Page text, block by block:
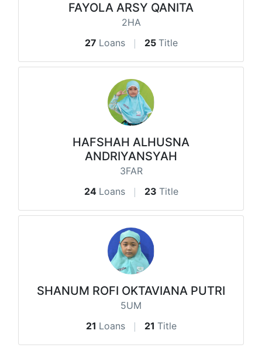
FAYOLA ARSY QANITA
2HA
27 Loans 25 Title
HAFSHAH ALHUSNA
ANDRIYANSYAH
3FAR
24 Loans 23 Title
SHANUM ROFI OKTAVIANA PUTRI
5UM
21 Loans 21 Title